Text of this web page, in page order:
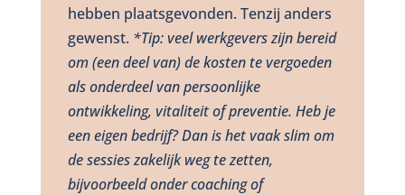
hebben plaatsgevonden. Tenzij anders
gewenst. *Tip: veel werkgevers zijn bereid
om (een deel van) de kosten te vergoeden
als onderdeel van persoonlijke
ontwikkeling, vitaliteit of preventie. Heb je
een eigen bedrijf? Dan is het vaak slim om
de sessies zakelijk weg te zetten,
bijvoorbeeld onder coaching of